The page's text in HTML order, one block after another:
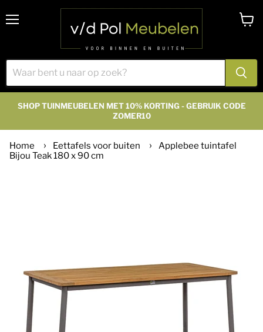
SHOP TUINMEUBELEN MET 10% KORTING - GEBRUIK CODE
ZOMER10
Home Eettafels voor buiten
Applebee tuintafel
Bijou Teak 180 x 90 cm